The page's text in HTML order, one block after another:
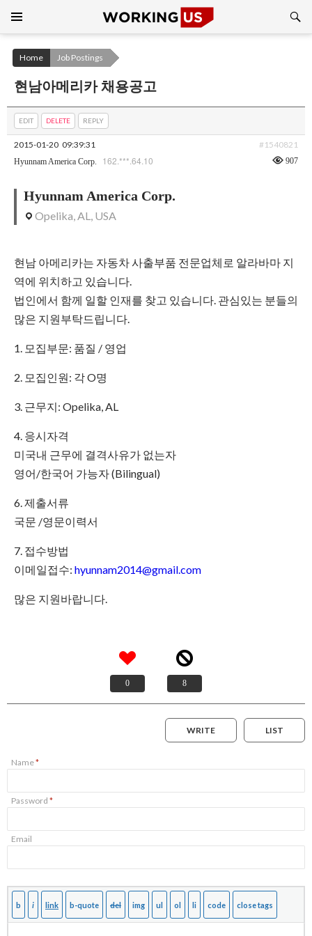
CONTENT
Home Job Postings
현남아메리카 채용공고
EDIT DELETE REPLY
2015-01-20 09:39:31 #1540821
Hyunnam America Corp. 162.***.64.10 907
Hyunnam America Corp.
Opelika, AL, USA
현남 아메리카는 자동차 사출부품 전문업체로 알라바마 지
역에 위치하고 있습니다.
법인에서 함께 일할 인재를 찾고 있습니다. 관심있는 분들의
많은 지원부탁드립니다.
1. 모집부문: 품질 / 영업
2. 모집인원: 각 O명
3. 근무지: Opelika, AL
4. 응시자격
미국내 근무에 결격사유가 없는자
영어/한국어 가능자 (Bilingual)
6. 제출서류
국문 /영문이력서
7. 접수방법
이메일접수: hyunnam2014@gmail.com
많은 지원바랍니다.
0 8
LIST
WRITE
Name*
Password *
Email